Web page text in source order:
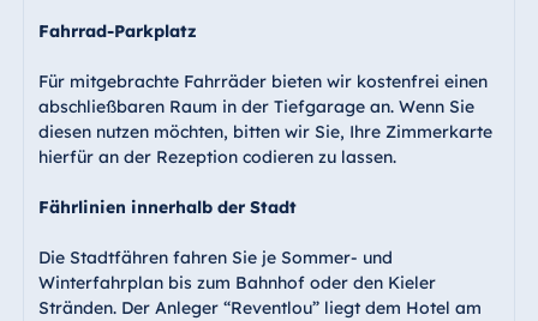
Fahrrad-Parkplatz
Für mitgebrachte Fahrräder bieten wir kostenfrei einen
abschließbaren Raum in der Tiefgarage an. Wenn Sie
diesen nutzen möchten, bitten wir Sie, Ihre Zimmerkarte
hierfür an der Rezeption codieren zu lassen.
Fährlinien innerhalb der Stadt
Die Stadtfähren fahren Sie je Sommer- und
Winterfahrplan bis zum Bahnhof oder den Kieler
Stränden. Der Anleger “Reventlou” liegt dem Hotel am